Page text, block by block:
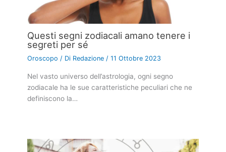
Questi segni zodiacali amano tenere i
segreti per sé
Oroscopo / Di Redazione /11 Ottobre 2023
Nel vasto universo dell’astrologia, ogni segno
zodiacale ha le sue caratteristiche peculiari che ne
definiscono la…